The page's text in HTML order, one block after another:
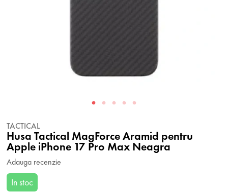
TACTICAL
Husa Tactical MagForce Aramid pentru
Apple iPhone 17 Pro Max Neagra
Adauga recenzie
In stoc